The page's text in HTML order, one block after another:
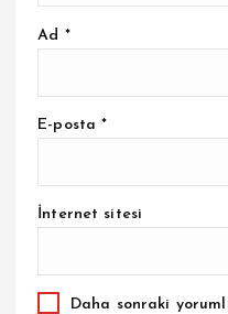
Ad *
E-posta*
İnternet sitesi
Daha sonraki